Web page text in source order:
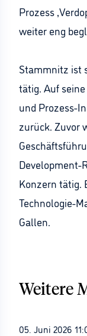
Prozess
weiter eng
Stammnitz ist
tätig. Auf
und Prozess-
zurück. Zuvor
Development-
Konzern tätig.
Technologie-
Gallen.
Weitere
05. Juni 2026